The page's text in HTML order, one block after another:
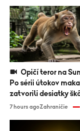
Po sérii útokov
zatvorili desiatky
7 hours agoZahraničie